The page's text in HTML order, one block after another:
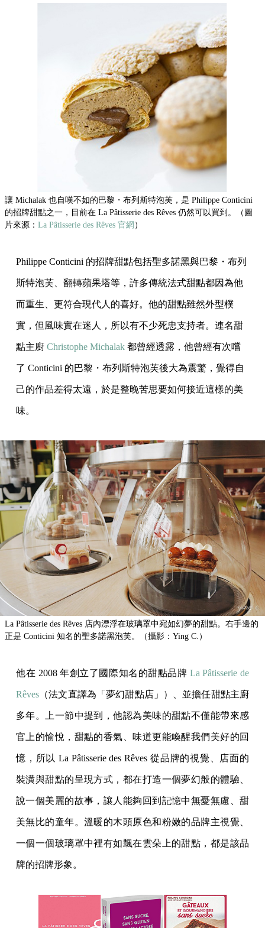
讓 Michalak 也自嘆不如的巴黎・布列斯特泡芙，是 Philippe Conticini
的招牌甜點之一，目前在 La Pâtisserie des Rêves 仍然可以買到。（圖
片來源： La Pâtisserie des Rêves 官網 ）
Philippe Conticini 的招牌甜點包括聖多諾黑與巴黎・布列
斯特泡芙、翻轉蘋果塔等，許多傳統法式甜點都因為他
而重生、更符合現代人的喜好。他的甜點雖然外型樸
實，但風味實在迷人，所以有不少死忠支持者。連名甜
點主廚 Christophe Michalak 都曾經透露，他曾經有次嚐
了 Conticini 的巴黎・布列斯特泡芙後大為震驚，覺得自
己的作品差得太遠，於是整晚苦思要如何接近這樣的美
味。
La Pâtisserie des Rêves 店內漂浮在玻璃罩中宛如幻夢的甜點。右手邊的
正是 Conticini 知名的聖多諾黑泡芙。（攝影：Ying C.）
他在 2008 年創立了國際知名的甜點品牌 La Pâtisserie de
Rêves （法文直譯為「夢幻甜點店」）、並擔任甜點主廚
多年。上一節中提到，他認為美味的甜點不僅能帶來感
官上的愉悅，甜點的香氣、味道更能喚醒我們美好的回
憶，所以 La Pâtisserie des Rêves 從品牌的視覺、店面的
裝潢與甜點的呈現方式，都在打造一個夢幻般的體驗、
說一個美麗的故事，讓人能夠回到記憶中無憂無慮、甜
美無比的童年。溫暖的木頭原色和粉嫩的品牌主視覺、
一個一個玻璃罩中裡有如飄在雲朵上的甜點，都是該品
牌的招牌形象。